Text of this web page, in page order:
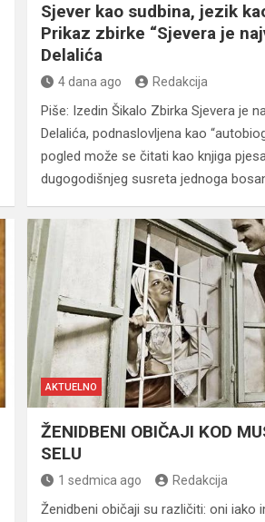
Sjever kao sudbina, jezik
Prikaz zbirke “Sjevera je
Delalića
4 dana ago Redakcija
Piše: Izedin Šikalo Zbirka Sjevera je
Delalića, podnaslovljena kao
pogled može se čitati kao knjiga
dugogodišnjeg susreta jednoga
AKTUELNO
ŽENIDBENI OBIČAJI KOD
SELU
1 sedmica ago Redakcija
Ženidbeni običaji su različiti: oni iako